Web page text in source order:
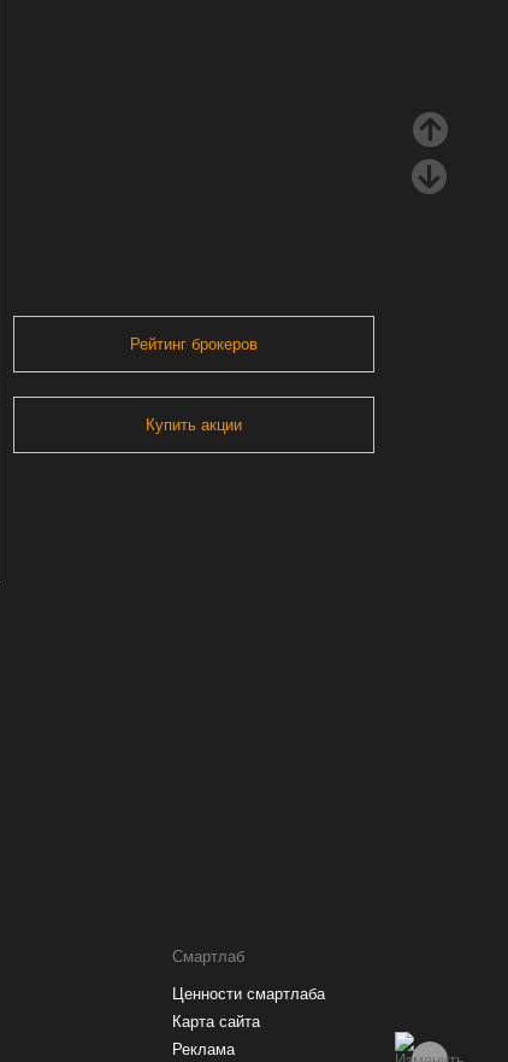
Рейтинг брокеров
Купить акции
Смартлаб
Ценности смартлаба
Карта сайта
Реклама